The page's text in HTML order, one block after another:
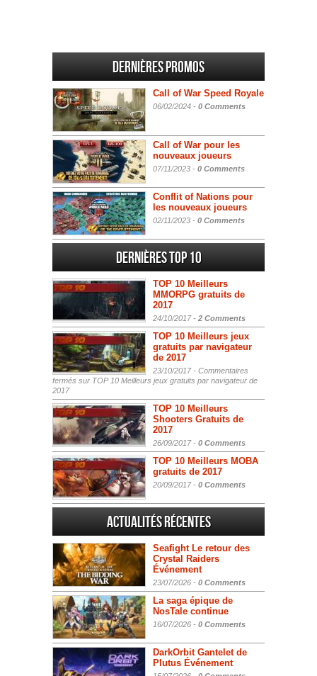
Dernières promos
Call of War Speed Royale
06/02/2024 - 0 Comments
Call of War pour les
nouveaux joueurs
07/11/2023 - 0 Comments
Conflit of Nations pour
les nouveaux joueurs
02/11/2023 - 0 Comments
Dernières Top 10
TOP 10 Meilleurs
MMORPG gratuits de
2017
24/10/2017 - 2 Comments
TOP 10 Meilleurs jeux
gratuits par navigateur
de 2017
23/10/2017 - Commentaires
fermés sur TOP 10 Meilleurs jeux gratuits par navigateur de
2017
TOP 10 Meilleurs
Shooters Gratuits de
2017
26/09/2017 - 0 Comments
TOP 10 Meilleurs MOBA
gratuits de 2017
20/09/2017 - 0 Comments
Actualités Récentes
Seafight Le retour des
Crystal Raiders
Événement
23/07/2026 - 0 Comments
La saga épique de
NosTale continue
16/07/2026 - 0 Comments
DarkOrbit Gantelet de
Plutus Événement